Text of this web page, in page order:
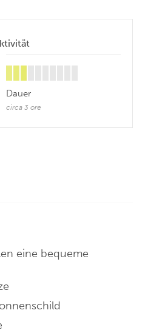
Dauer
circa 3 ore
eine bequeme